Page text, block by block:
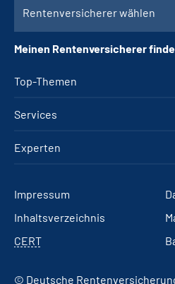
Top-Themen
Services
Experten
Rentenversicherer wählen
Meinen Rentenversicherer
Impressum
Inhaltsverzeichnis
CERT
© Deutsche